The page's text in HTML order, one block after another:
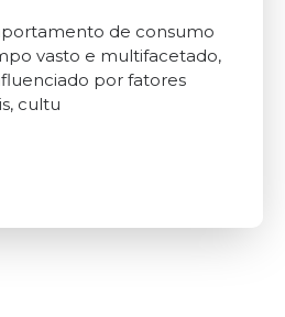
de consumo
vasto e multifacetado,
por fatores
cultu